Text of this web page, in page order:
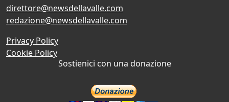
direttore@newsdellavalle.com
redazione@newsdellavalle.com
Privacy Policy
Cookie Policy
Sostienici con una donazione